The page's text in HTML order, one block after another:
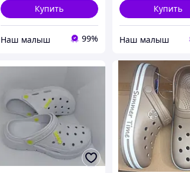
Купить
‏Наш малыш 99%
Купить
‏Наш малыш